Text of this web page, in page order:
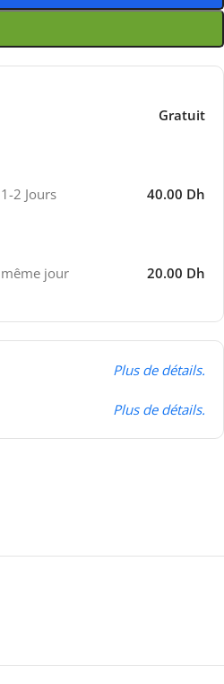
Gratuit
1-2 Jours 40.00 Dh
même jour 20.00 Dh
Plus de détails.
Plus de détails.